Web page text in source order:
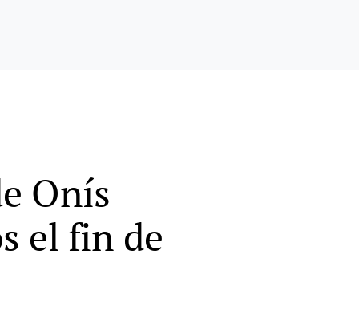
Onís
el fin de